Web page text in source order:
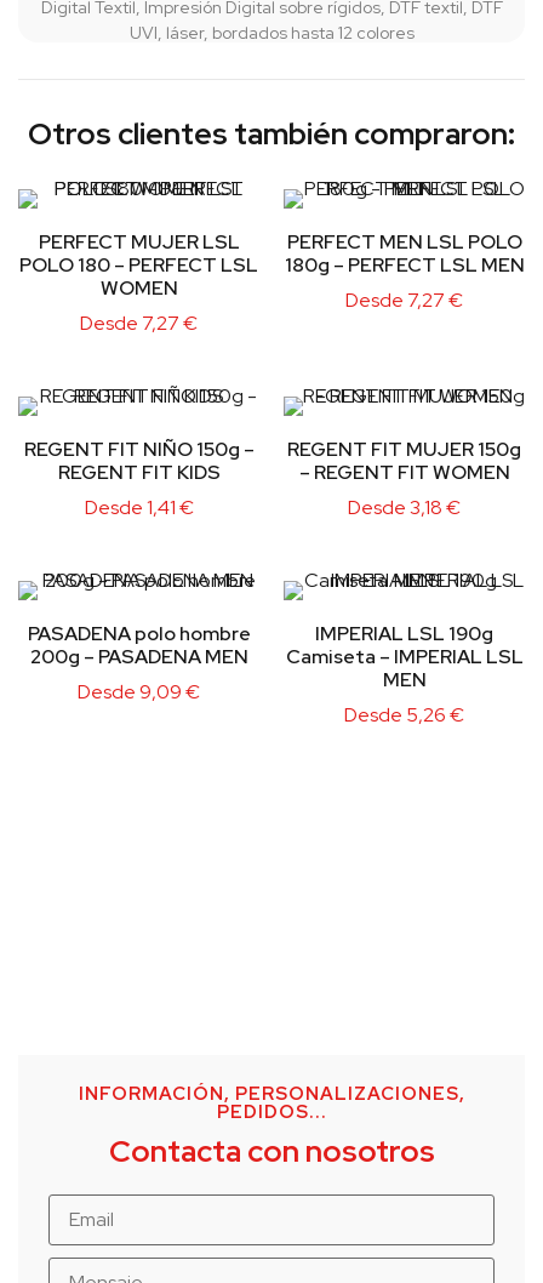
Digital Textil, Impresión Digital sobre rígidos, DTF textil, DTF
UVI, láser, bordados hasta 12 colores
Otros clientes también compraron:
PERFECT MUJER LSL
POLO 180 – PERFECT LSL
WOMEN
Desde 7,27€
PERFECT MEN LSL POLO
180g – PERFECT LSL MEN
Desde 7,27€
REGENT FIT NIÑO 150g –
REGENT FIT KIDS
Desde1,41€
REGENT FIT MUJER 150g
– REGENT FIT WOMEN
Desde3,18€
PASADENA polo hombre
200g – PASADENA MEN
Desde9,09€
IMPERIAL LSL 190g
Camiseta – IMPERIAL LSL
MEN
Desde 5,26€
INFORMACIÓN, PERSONALIZACIONES,
PEDIDOS...
Contacta con nosotros